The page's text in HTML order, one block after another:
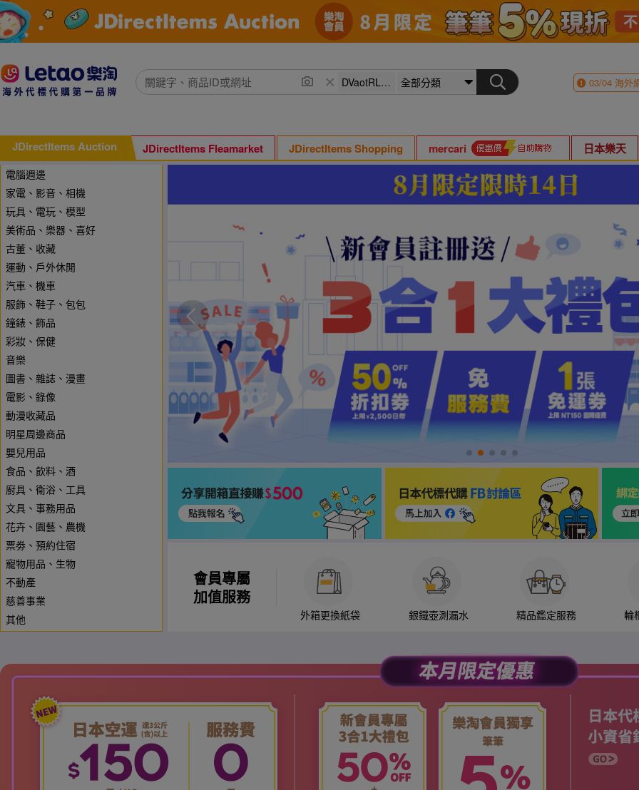
03/04海外
JDirectItems Auction JDirectItems Fleamarket JDirectItems Shopping mercari 日本樂天
電腦週邊
家電、影音、相機
玩具、電玩、模型
美術品、樂器、喜好
古董、收藏
運動、戶外休閒
汽車、機車
服飾、鞋子、包包
鐘錶、飾品
彩妝、保健
音樂
圖書、雜誌、漫畫
電影、錄像
動漫收藏品
明星周邊商品
嬰兒用品
食品、飲料、酒
廚具、衛浴、工具
文具、事務用品
花卉、園藝、農機
票劵、預約住宿
寵物用品、生物
不動產
慈善事業
其他
會員專屬
加值服務
外箱更換紙袋 銀鐵壺測漏水 精品鑑定服務 輪